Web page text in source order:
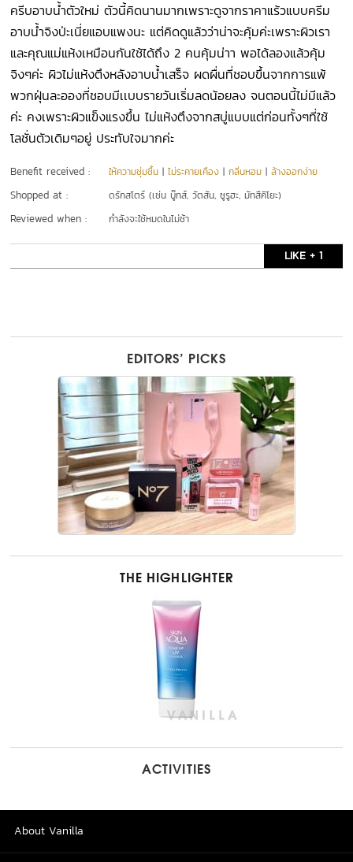
ครีบอาบน้ำตัวใหม่ ตัวนี้คิดนานมากเพราะดูจากราคาแร้วแบบครีม
อาบน้ำจิงป่ะเนี่ยแอบแพงนะ แต่คิดดูแล้วว่าน่าจะคุ้มค่ะเพราะผิวเรา
และคุณแม่แห้งเหมือนกันใช้ได้ถึง 2 คนคุ้มน่าา พอได้ลองแล้วคุ้ม
จิงๆค่ะ ผิวไม่แห้งตึงหลังอาบน้ำเสร็จ ผดผื่นที่ชอบขึ้นจากการแพ้
พวกฝุ่นละอองที่ชอบมีเเบบรายวันเริ่มลดน้อยลง จนตอนนี้ไม่มีแล้ว
ค่ะ คงเพราะผิวแข็งแรงขึ้น ไม่แห้งตึงจากสบู่แบบแต่ก่อนทั้งๆที่ใช้
โลชั่นตัวเดิมๆอยู่ ประทับใจมากค่ะ
Benefit received : ให้ความชุ่มชื้น |ไม่ระคายเคือง |กลิ่นหอม |ล้างออกง่าย
Shopped at : ดรักสโตร์ (เช่น บู๊ทส์, วัตสัน, ซูรูฮะ, มัทสึคิโยะ)
Reviewed when : กำลังจะใช้หมดในไม่ช้า
LIKE + 1
EDITORS’ PICKS
THE HIGHLIGHTER
ACTIVITIES
About Vanilla